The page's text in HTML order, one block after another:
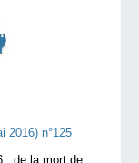
2016) n°125